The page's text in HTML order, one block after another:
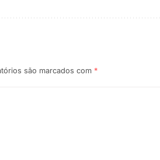
são marcados com *